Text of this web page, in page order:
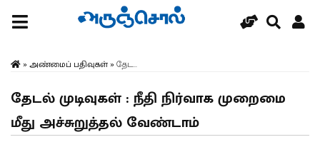
» அண்மைப் பதிவுகள்» தேட...
தேடல் முடிவுகள் : நீதி நிர்வாக முறைமை
மீது அச்சுறுத்தல் வேண்டாம்